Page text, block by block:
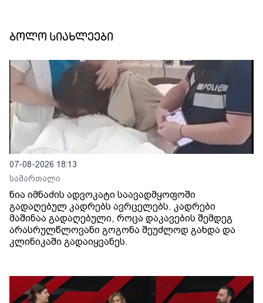
ბოლო სიახლეები
07-08-2026 18:13
სამართალი
ნია იმნაძის ადვოკატი საავადმყოფოში
გადაღებულ კადრებს ავრცელებს. კადრები
მაშინაა გადაღებული, როცა დაკავების შემდეგ
არასრულწლოვანი გოგონა შეუძლოდ გახდა და
კლინიკაში გადაიყვანეს.